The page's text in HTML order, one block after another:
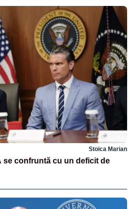
Stoica Marian
se confruntă cu un deficit de